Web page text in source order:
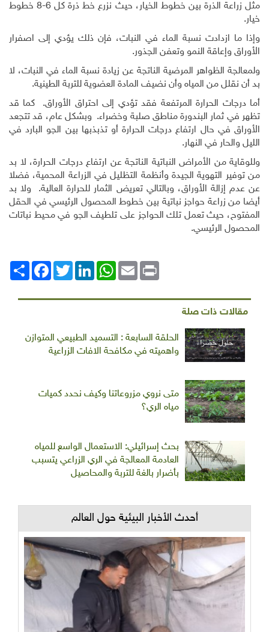
مثل زراعة الذرة بين خطوط الخيار، حيث نزرع خط ذرة كل 6-8 خطوط
خيار.
وإذا ما ازدادت نسبة الماء في النبات، فإن ذلك يؤدي إلى اصفرار
الأوراق وإعاقة النمو وتعفن الجذور.
ولمعالجة الظواهر المرضية الناتجة عن زيادة نسبة الماء في النبات، لا
بد أن نقلل من المياه وأن نضيف المادة العضوية للتربة الطينية.
أما درجات الحرارة المرتفعة فقد تؤدي إلى احتراق الأوراق. كما قد
تظهر في ثمار البندورة مناطق صلبة وخضراء. وبشكل عام، قد تتجعد
الأوراق في حال ارتفاع درجات الحرارة أو تذبذبها بين الجو البارد في
الليل والحار في النهار.
وللوقاية من الأمراض النباتية الناتجة عن ارتفاع درجات الحرارة، لا بد
من توفير التهوية الجيدة وأنظمة التظليل في الزراعة المحمية، فضلا
عن عدم إزالة الأوراق، وبالتالي تعريض الثمار للحرارة العالية. ولا بد
أيضا من زراعة حواجز نباتية بين خطوط المحصول الرئيسي في الحقل
المفتوح، حيث تعمل تلك الحواجز على تلطيف الجو في محيط نباتات
المحصول الرئيسي.
انشر
FacebookTwitterLinkedIn
WhatsAppEmail Print
مقالات ذات صلة
الحلقة السابعة : التسميد الطبيعي المتوازن
واهميته في مكافحة الافات الزراعية
متى نروي مزروعاتنا وكيف نحدد كميات
مياه الري؟
بحث إسرائيلي: الاستعمال الواسع للمياه
العادمة المعالجة في الري الزراعي يتسبب
بأضرار بالغة للتربة والمحاصيل
أحدث الأخبار البيئية حول العالم